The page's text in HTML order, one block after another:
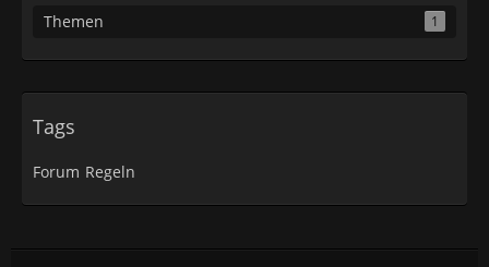
Themen 1
Tags
Forum Regeln